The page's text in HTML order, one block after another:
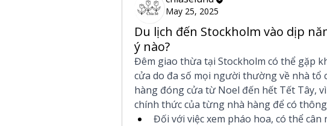
May 25, 2025
Du lịch đến Stockholm vào dịp
ý nào?
Đêm giao thừa tại Stockholm có thể gặp
cửa do đa số mọi người thường về nhà tổ
hàng đóng cửa từ Noel đến hết Tết Tây,
chính thức của từng nhà hàng để có
Đối với việc xem pháo hoa, có thể